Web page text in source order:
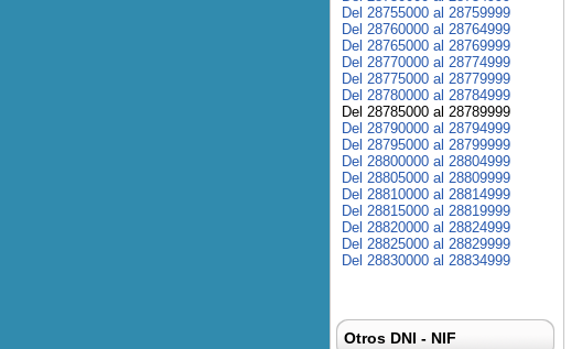
Del 28755000 al 28759999
Del 28760000 al 28764999
Del 28765000 al 28769999
Del 28770000 al 28774999
Del 28775000 al 28779999
Del 28780000 al 28784999
Del 28785000 al 28789999
Del 28790000 al 28794999
Del 28795000 al 28799999
Del 28800000 al 28804999
Del 28805000 al 28809999
Del 28810000 al 28814999
Del 28815000 al 28819999
Del 28820000 al 28824999
Del 28825000 al 28829999
Del 28830000 al 28834999
Otros DNI - NIF